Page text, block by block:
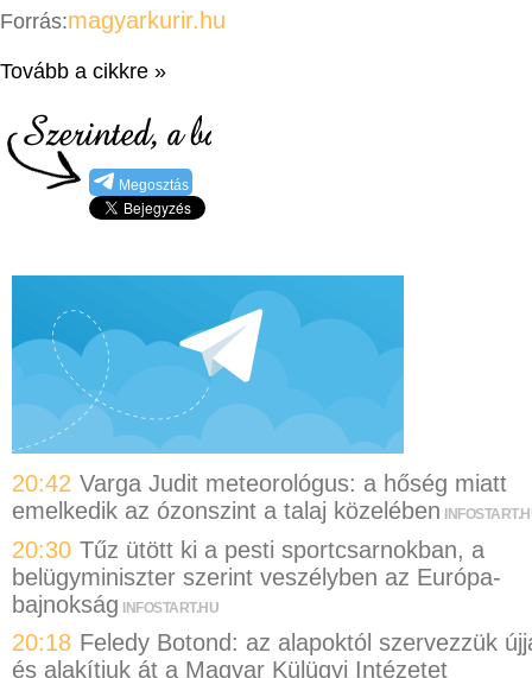
Forrás:magyarkurir.hu
Tovább a cikkre »
Megosztás
20:42 Varga Judit meteorológus: a hőség miatt
emelkedik az ózonszint a talaj közelében
20:30 Tűz ütött ki a pesti sportcsarnokban, a
belügyminiszter szerint veszélyben az Európa-
bajnokság INFOSTART.HU
20:18 Feledy Botond: az alapoktól szervezzük
és alakítjuk át a Magyar Külügyi Intézetet